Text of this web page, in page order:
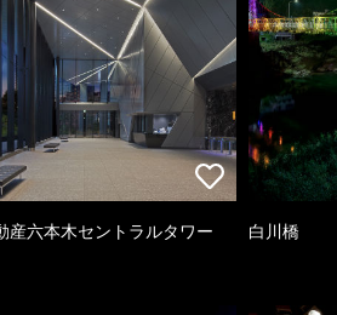
産六本木セントラルタワー 白川橋